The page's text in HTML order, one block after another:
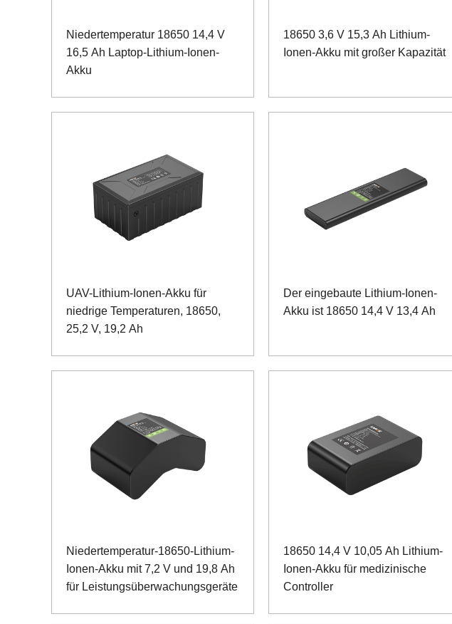
Niedertemperatur 18650 14,4 V
16,5 Ah Laptop-Lithium-Ionen-
Akku
18650 3,6 V 15,3 Ah Lithium-
Ionen-Akku mit großer Kapazität
UAV-Lithium-Ionen-Akku für
niedrige Temperaturen, 18650,
25,2 V, 19,2 Ah
Der eingebaute Lithium-Ionen-
Akku ist 18650 14,4 V 13,4 Ah
Niedertemperatur-18650-Lithium-
Ionen-Akku mit 7,2 V und 19,8 Ah
für Leistungsüberwachungsgeräte
18650 14,4 V 10,05 Ah Lithium-
Ionen-Akku für medizinische
Controller